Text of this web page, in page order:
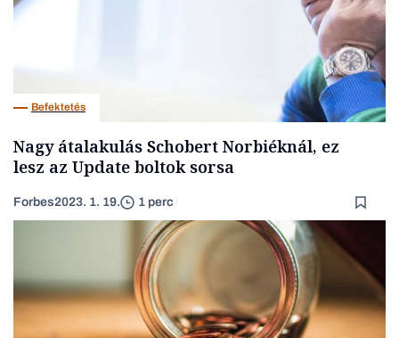
Befektetés
Nagy átalakulás Schobert Norbiéknál, ez
lesz az Update boltok sorsa
Forbes2023. 1. 19. 1 perc